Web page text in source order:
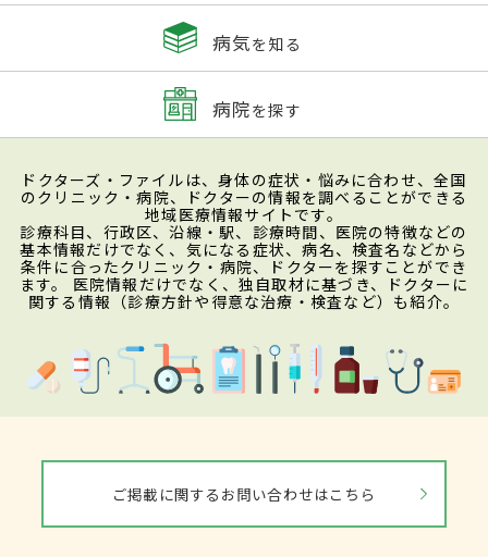
病気を知る
病院を探す
ドクターズ・ファイルは、身体の症状・悩みに合わせ、全国
のクリニック・病院、ドクターの情報を調べることができる
地域医療情報サイトです。
診療科目、行政区、沿線・駅、診療時間、医院の特徴などの
基本情報だけでなく、気になる症状、病名、検査名などから
条件に合ったクリニック・病院、ドクターを探すことができ
ます。 医院情報だけでなく、独自取材に基づき、ドクターに
関する情報（診療方針や得意な治療・検査など）も紹介。
ご掲載に関するお問い合わせはこちら